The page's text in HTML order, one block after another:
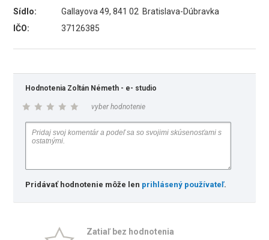
Sídlo:
Gallayova 49, 841 02 Bratislava-Dúbravka
IČO:
37126385
Hodnotenia Zoltán Németh - e- studio
vyber hodnotenie
Pridávať hodnotenie môže len prihlásený používateľ.
Zatiaľ bez hodnotenia